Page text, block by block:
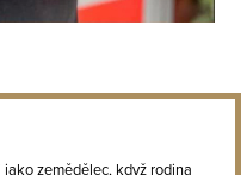
zemědělec, když rodina